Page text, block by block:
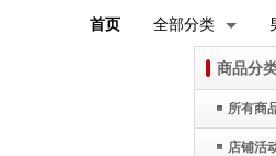
首页 全部分类
商品分
所有商
店铺活